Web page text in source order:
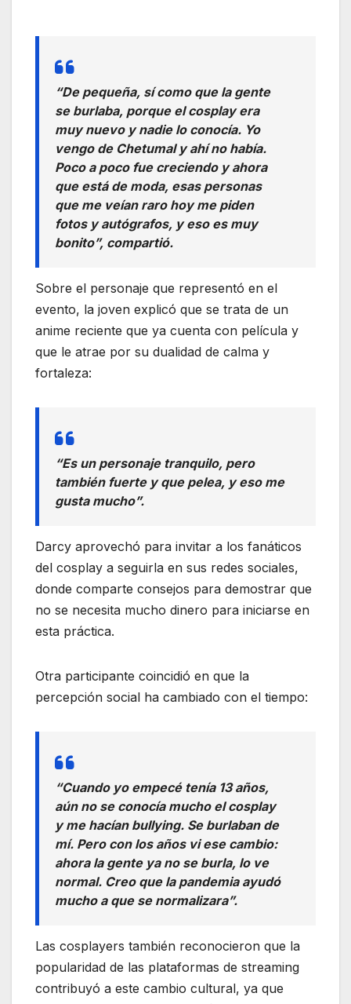
“De pequeña, sí como que la gente
se burlaba, porque el cosplay era
muy nuevo y nadie lo conocía. Yo
vengo de Chetumal y ahí no había.
Poco a poco fue creciendo y ahora
que está de moda, esas personas
que me veían raro hoy me piden
fotos y autógrafos, y eso es muy
bonito”, compartió.
Sobre el personaje que representó en el
evento, la joven explicó que se trata de un
anime reciente que ya cuenta con película y
que le atrae por su dualidad de calma y
fortaleza:
“Es un personaje tranquilo, pero
también fuerte y que pelea, y eso me
gusta mucho”.
Darcy aprovechó para invitar a los fanáticos
del cosplay a seguirla en sus redes sociales,
donde comparte consejos para demostrar que
no se necesita mucho dinero para iniciarse en
esta práctica.
Otra participante coincidió en que la
percepción social ha cambiado con el tiempo:
“Cuando yo empecé tenía 13 años,
aún no se conocía mucho el cosplay
y me hacían bullying. Se burlaban de
mí. Pero con los años vi ese cambio:
ahora la gente ya no se burla, lo ve
normal. Creo que la pandemia ayudó
mucho a que se normalizara”.
Las cosplayers también reconocieron que la
popularidad de las plataformas de streaming
contribuyó a este cambio cultural, ya que